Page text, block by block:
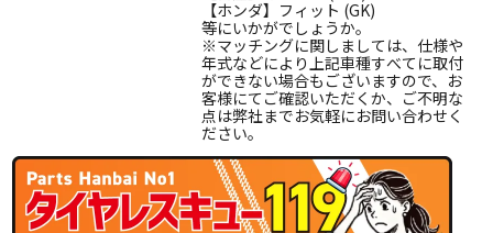
【ホンダ】フィット (GK)
等にいかがでしょうか。
※マッチングに関しましては、仕様や
年式などにより上記車種すべてに取付
ができない場合もございますので、お
客様にてご確認いただくか、ご不明な
点は弊社までお気軽にお問い合わせく
ださい。